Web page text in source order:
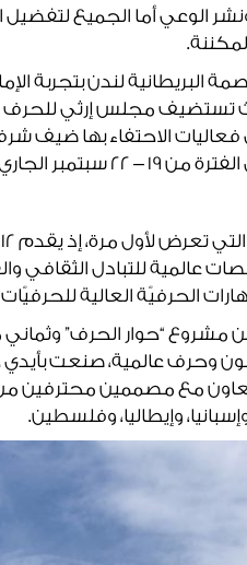
الوعي أما الجميع لتفضيل
لندن بتجربة
تستضيف مجلس إرثي للحرف
في فعاليات الاحتفاء بها
الجاري.
عالمية للتبادل الثقافي
العالية للحرفيّات
مشروع “حوار الحرف”
وحرف عالمية، صنعت
مع مصممين محترفين من
وإيطاليا، وفلسطين.